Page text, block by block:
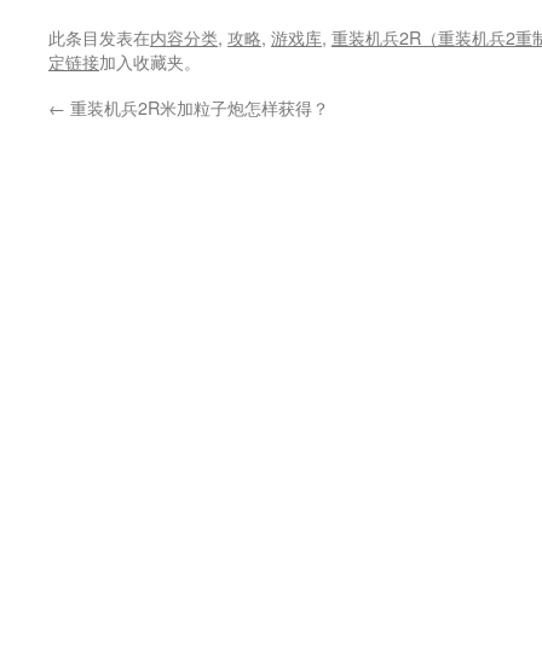
此条目发表在内容分类, 攻略, 游戏库, 重装机兵2R（重装机兵2重
定链接加入收藏夹。
← 重装机兵2R米加粒子炮怎样获得？